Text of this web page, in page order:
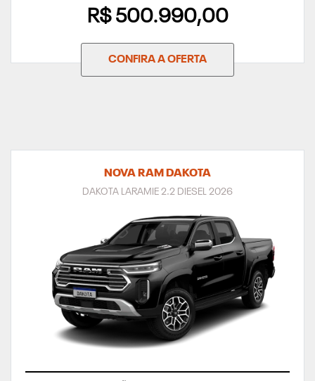
R$ 500.990,00
CONFIRA A OFERTA
NOVA RAM DAKOTA
DAKOTA LARAMIE 2.2 DIESEL 2026